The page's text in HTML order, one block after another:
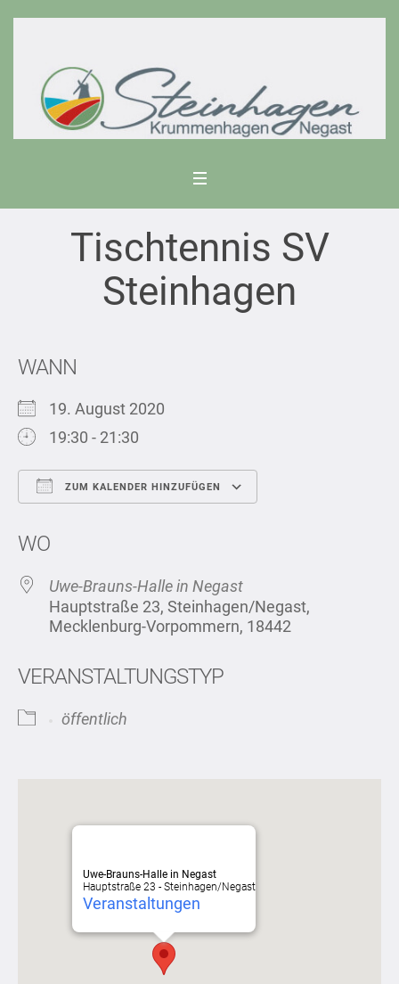
Tischtennis SV
Steinhagen
WANN
19. August 2020
19:30 - 21:30
ZUM KALENDER HINZUFÜGEN
WO
Uwe-Brauns-Halle in Negast
Hauptstraße 23, Steinhagen/Negast,
Mecklenburg-Vorpommern, 18442
VERANSTALTUNGSTYP
öffentlich
Uwe-Brauns-Halle in Negast
Hauptstraße 23 - Steinhagen/Negast
Veranstaltungen